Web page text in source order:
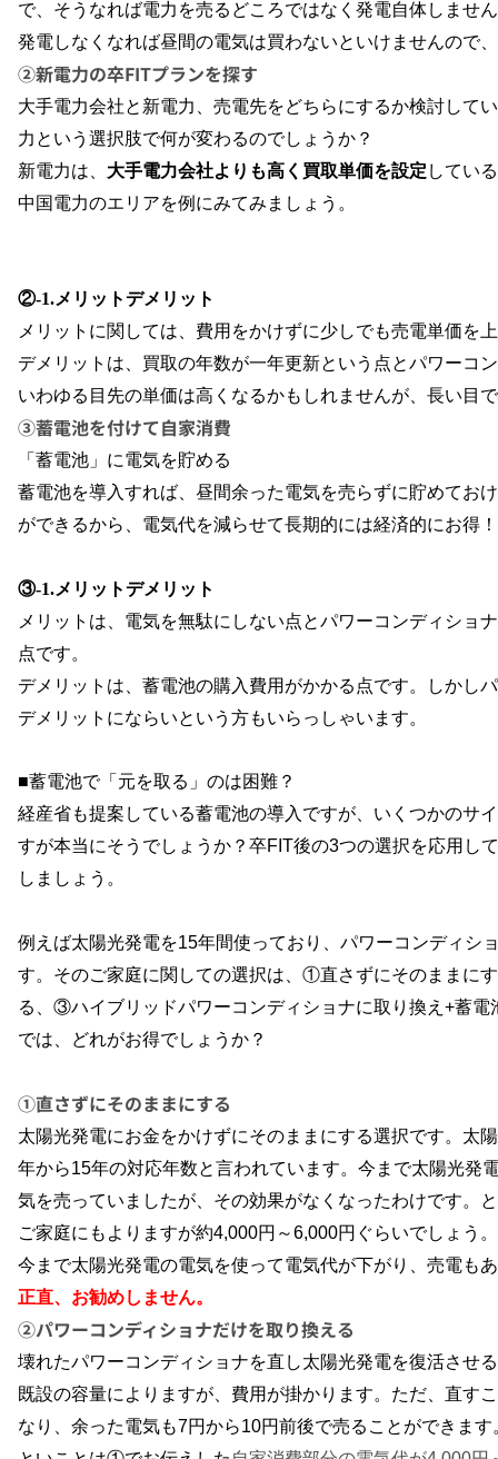
で、そうなれば電力を売るどころではなく発電自体しませ
発電しなくなれば昼間の電気は買わないといけませんので
②新電力の卒FITプランを探す
大手電力会社と新電力、売電先をどちらにするか検討して
力という選択肢で何が変わるのでしょうか？
新電力は、 大手電力会社よりも高く買取単価を設定 してい
中国電力のエリアを例にみてみましょう。
②-1.メリットデメリット
メリットに関しては、費用をかけずに少しでも売電単価を
デメリットは、買取の年数が一年更新という点とパワーコ
いわゆる目先の単価は高くなるかもしれませんが、長い目
③蓄電池を付けて自家消費
「蓄電池」に電気を貯める
蓄電池を導入すれば、昼間余った電気を売らずに貯めてお
ができるから、電気代を減らせて長期的には経済的にお得！
③-1.メリットデメリット
メリットは、電気を無駄にしない点とパワーコンディショ
点です。
デメリットは、蓄電池の購入費用がかかる点です。しかし
デメリットにならいという方もいらっしゃいます。
■蓄電池で「元を取る」のは困難？
経産省も提案している蓄電池の導入ですが、いくつかのサ
すが本当にそうでしょうか？卒FIT後の3つの選択を応用し
しましょう。
例えば太陽光発電を15年間使っており、パワーコンディシ
す。そのご家庭に関しての選択は、①直さずにそのままに
る、③ハイブリッドパワーコンディショナに取り換え +蓄電
では、どれがお得でしょうか？
①直さずにそのままにする
太陽光発電にお金をかけずにそのままにする選択です。太
年から15年の対応年数と言われています。今まで太陽光発
気を売っていましたが、その効果がなくなったわけです。
ご家庭にもよりますが約4,000円～6,000円ぐらいでしょう。
今まで太陽光発電の電気を使って電気代が下がり、売電も
正直、お勧めしません。
②パワーコンディショナだけを取り換える
壊れたパワーコンディショナを直し太陽光発電を復活させ
既設の容量によりますが、費用が掛かります。ただ、直す
なり、余った電気も7円から10円前後で売ることができます